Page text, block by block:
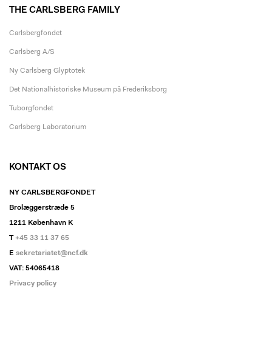
THE CARLSBERG FAMILY
Carlsbergfondet
Carlsberg A/S
Ny Carlsberg Glyptotek
Det Nationalhistoriske Museum på Frederiksborg
Tuborgfondet
Carlsberg Laboratorium
KONTAKT OS
NY CARLSBERGFONDET
Brolæggerstræde 5
1211 København K
T+45 33 11 37 65
E sekretariatet@ncf.dk
VAT: 54065418
Privacy policy